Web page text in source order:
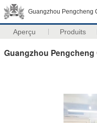
Guangzhou Pengcheng
Aperçu Produits
Guangzhou